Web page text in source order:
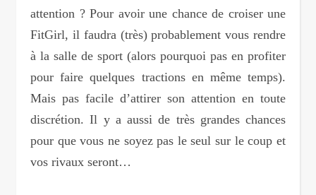
attention ? Pour avoir une chance de croiser une
FitGirl, il faudra (très) probablement vous rendre
à la salle de sport (alors pourquoi pas en profiter
pour faire quelques tractions en même temps).
Mais pas facile d’attirer son attention en toute
discrétion. Il y a aussi de très grandes chances
pour que vous ne soyez pas le seul sur le coup et
vos rivaux seront…